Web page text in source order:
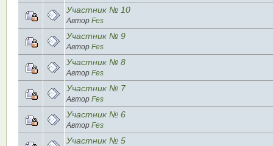
Участник № 10
Автор Fes
Участник № 9
Автор Fes
Участник № 8
Автор Fes
Участник № 7
Автор Fes
Участник № 6
Автор Fes
Участник № 5